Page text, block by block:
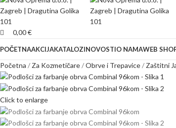
0,00€
POČETNAAKCIJAKATALOZINOVOSTIO NAMAWEB
Početna Za Kozmetičare Obrve i Trepavice Zaštitni
Click to enlarge